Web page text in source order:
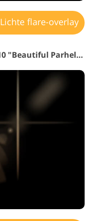
Lichte flare-overlay
Photoshop-lensflare-overlay #10 "Beautiful Parhelia"